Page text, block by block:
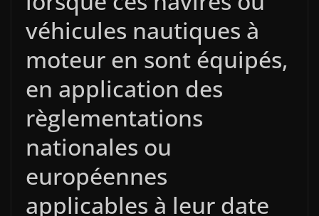
véhicules nautiques à
moteur en sont équipés,
en application des
règlementations
nationales ou
européennes
applicables à leur date